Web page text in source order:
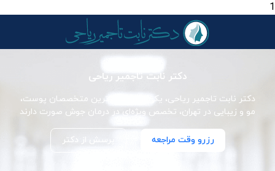
1
دکتر نابت تاجمیر ریاحی
دکتر نابت تاجمیر ریاحی، یکی از برجسته‌ترین متخصصان پوست،
مو و زیبایی در تهران، تخصص ویژه‌ای در درمان جوش صورت دارند
رزرو وقت مراجعه پرسش از دکتر